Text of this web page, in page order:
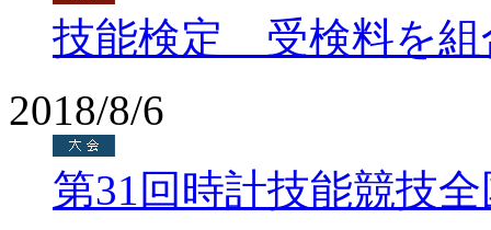
技能検定 受検料を組
2018/8/6
第31回時計技能競技